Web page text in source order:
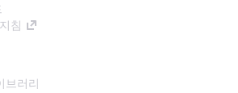
침
브러리